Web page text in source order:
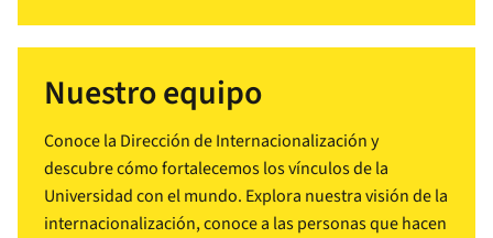
Nuestro equipo
Conoce la Dirección de Internacionalización y
descubre cómo fortalecemos los vínculos de la
Universidad con el mundo. Explora nuestra visión de la
internacionalización, conoce a las personas que hacen